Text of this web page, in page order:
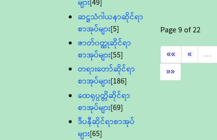
များ[49]
ဆဋ္ဌသံဂါယနာဆိုင်ရာ
စာအုပ်များ[5]
ဇာတ်၀တ္ထုဆိုင်ရာ
စာအုပ်များ[55]
တရားတော်ဆိုင်ရာ
စာအုပ်များ[186]
ထေရုပ္ပတ္တိဆိုင်ရာ
စာအုပ်များ[69]
ဒီပနီဆိုင်ရာစာအုပ်
များ[65]
Page9of22
««
«
…
»»